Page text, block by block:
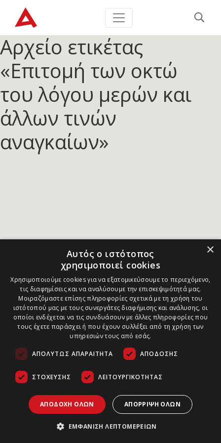
Αρχείο ετικέτας
«Επιτομή των οκτώ
του λόγου μερών και
άλλων τινών
αναγκαίων»
×
Αυτός ο ιστότοπος
χρησιμοποιεί cookies
Χρησιμοποιούμε cookies για να εξατομικεύσουμε το περιεχόμενο,
τις διαφημίσεις και να αναλύσουμε την επισκεψιμότητά μας.
Μοιραζόμαστε επίσης πληροφορίες σχετικά με τη χρήση του
ιστότοπού μας με τους συνεργάτες διαφήμισης και ανάλυσης, οι
οποίοι ενδέχεται να τις συνδυάσουν με άλλες πληροφορίες που
τους έχετε παράσχει ή που έχουν συλλέξει από τη χρήση των
υπηρεσιών τους από εσάς.
ΑΠΟΛΎΤΩΣ ΑΠΑΡΑΊΤΗΤΑ ΑΠΌΔΟΣΗΣ
ΣΤΌΧΕΥΣΗΣ ΛΕΙΤΟΥΡΓΙΚΌΤΗΤΑΣ
ΑΠΟΔΟΧΉ ΌΛΩΝ ΑΠΌΡΡΙΨΗ ΌΛΩΝ
ΕΜΦΆΝΙΣΗ ΛΕΠΤΟΜΕΡΕΙΏΝ